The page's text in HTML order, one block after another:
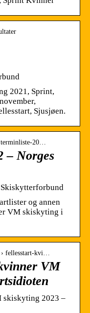
2021, Sprint,
Sjusjøen.
20…
– Norges
og annen
VM skiskyting i
fellesstart-kvi…
VM
skiskyting 2023 –